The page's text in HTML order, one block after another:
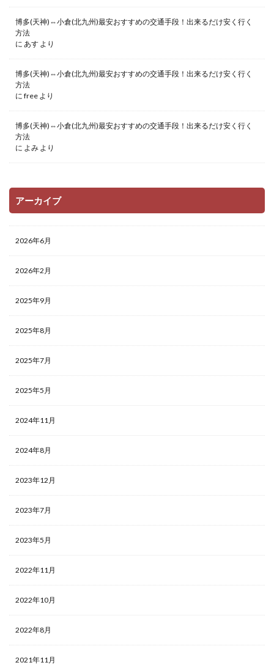
博多(天神)⇔小倉(北九州)最安おすすめの交通手段！出来るだけ安く行く
方法
に あす より
博多(天神)⇔小倉(北九州)最安おすすめの交通手段！出来るだけ安く行く
方法
に free より
博多(天神)⇔小倉(北九州)最安おすすめの交通手段！出来るだけ安く行く
方法
に よみ より
アーカイブ
2026年6月
2026年2月
2025年9月
2025年8月
2025年7月
2025年5月
2024年11月
2024年8月
2023年12月
2023年7月
2023年5月
2022年11月
2022年10月
2022年8月
2021年11月